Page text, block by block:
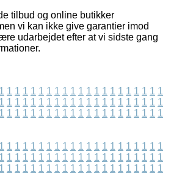
tilbud og online butikker
vi kan ikke give garantier imod
udarbejdet efter at vi sidste gang
1 1 1 1 1 1 1 1 1 1 1 1 1 1 1 1 1 1 1 1 1
1 1 1 1 1 1 1 1 1 1 1 1 1 1 1 1 1 1 1 1 1
1 1 1 1 1 1 1 1 1 1 1 1 1 1 1 1 1 1 1 1 1
1 1 1 1 1 1 1 1 1 1 1 1 1 1 1 1 1 1 1 1 1
1 1 1 1 1 1 1 1 1 1 1 1 1 1 1 1 1 1 1 1 1
1 1 1 1 1 1 1 1 1 1 1 1 1 1 1 1 1 1 1 1 1